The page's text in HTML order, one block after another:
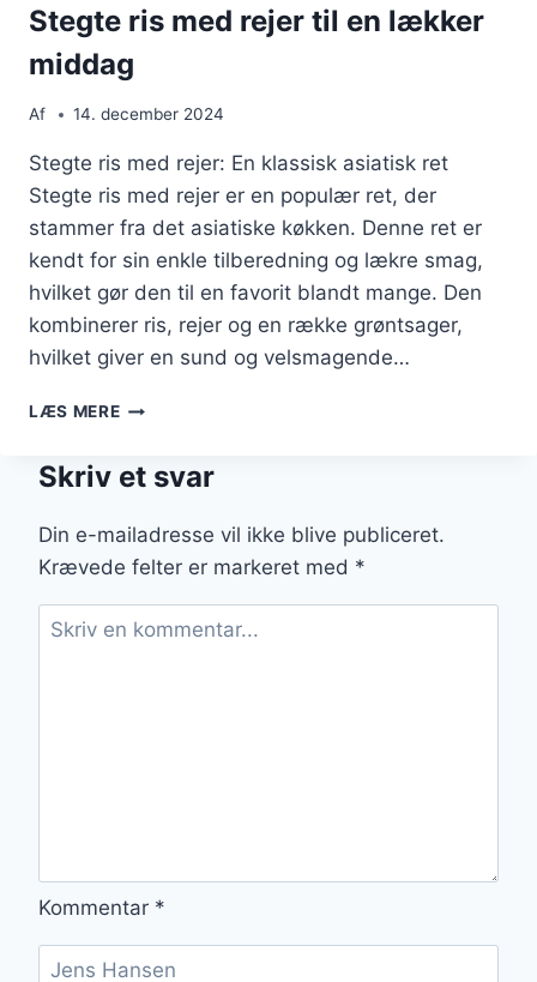
SOMMERFEST
Stegte ris med rejer til en lækker
middag
Af 14. december 2024
Stegte ris med rejer: En klassisk asiatisk ret
Stegte ris med rejer er en populær ret, der
stammer fra det asiatiske køkken. Denne ret er
kendt for sin enkle tilberedning og lækre smag,
hvilket gør den til en favorit blandt mange. Den
kombinerer ris, rejer og en række grøntsager,
hvilket giver en sund og velsmagende…
LÆS MERESTEGTE
REJER
EN
LÆKKER
MIDDAG
Skriv et svar
Din e-mailadresse vil ikke blive publiceret.
Krævede felter er markeret med *
Kommentar *